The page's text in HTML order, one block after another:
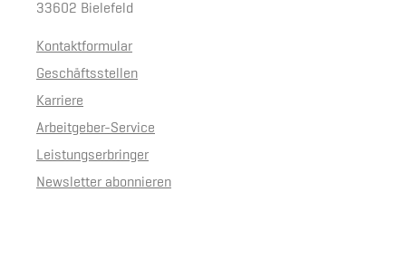
33602 Bielefeld
Kontaktformular
Geschäftsstellen
Karriere
Arbeitgeber-Service
Leistungserbringer
Newsletter abonnieren